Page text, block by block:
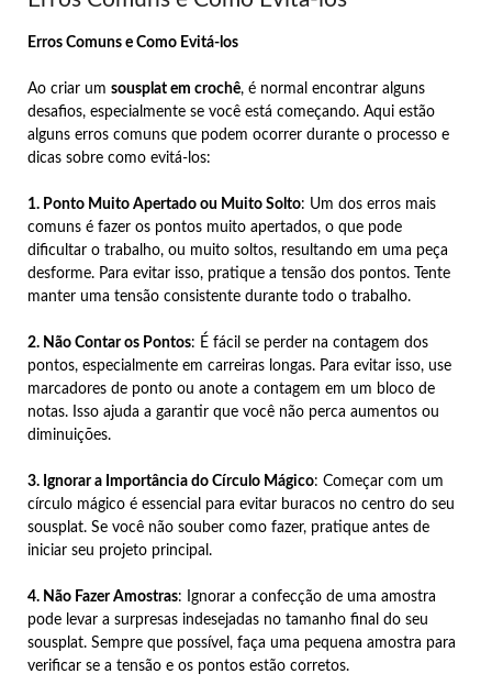
Erros Comuns e Como Evitá-los
Ao criar um sousplat em crochê, é normal encontrar alguns
desafios, especialmente se você está começando. Aqui estão
alguns erros comuns que podem ocorrer durante o processo e
dicas sobre como evitá-los:
1. Ponto Muito Apertado ou Muito Solto: Um dos erros mais
comuns é fazer os pontos muito apertados, o que pode
dificultar o trabalho, ou muito soltos, resultando em uma peça
desforme. Para evitar isso, pratique a tensão dos pontos. Tente
manter uma tensão consistente durante todo o trabalho.
2. Não Contar os Pontos: É fácil se perder na contagem dos
pontos, especialmente em carreiras longas. Para evitar isso, use
marcadores de ponto ou anote a contagem em um bloco de
notas. Isso ajuda a garantir que você não perca aumentos ou
diminuições.
3. Ignorar a Importância do Círculo Mágico: Começar com um
círculo mágico é essencial para evitar buracos no centro do seu
sousplat. Se você não souber como fazer, pratique antes de
iniciar seu projeto principal.
4. Não Fazer Amostras: Ignorar a confecção de uma amostra
pode levar a surpresas indesejadas no tamanho final do seu
sousplat. Sempre que possível, faça uma pequena amostra para
verificar se a tensão e os pontos estão corretos.